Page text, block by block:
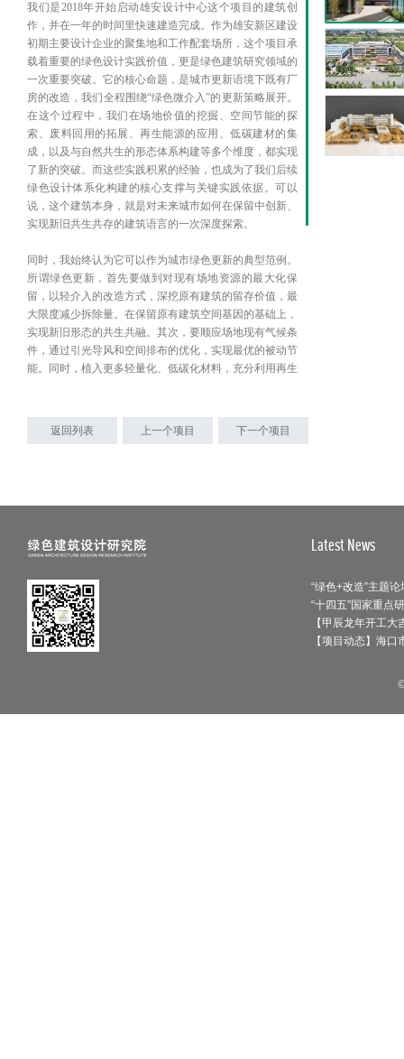
我们是2018年开始启动雄安设计中心这个项目的建筑创
作，并在一年的时间里快速建造完成。作为雄安新区建设
初期主要设计企业的聚集地和工作配套场所，这个项目承
载着重要的绿色设计实践价值，更是绿色建筑研究领域的
一次重要突破。它的核心命题，是城市更新语境下既有厂
房的改造，我们全程围绕“绿色微介入”的更新策略展开。
在这个过程中，我们在场地价值的挖掘、空间节能的探
索、废料回用的拓展、再生能源的应用、低碳建材的集
成，以及与自然共生的形态体系构建等多个维度，都实现
了新的突破。而这些实践积累的经验，也成为了我们后续
绿色设计体系化构建的核心支撑与关键实践依据。可以
说，这个建筑本身，就是对未来城市如何在保留中创新、
实现新旧共生共存的建筑语言的一次深度探索。
同时，我始终认为它可以作为城市绿色更新的典型范例。
所谓绿色更新，首先要做到对现有场地资源的最大化保
留，以轻介入的改造方式，深挖原有建筑的留存价值，最
大限度减少拆除量。在保留原有建筑空间基因的基础上，
实现新旧形态的共生共融。其次，要顺应场地现有气候条
件，通过引光导风和空间排布的优化，实现最优的被动节
能。同时，植入更多轻量化、低碳化材料，充分利用再生
为人所用、充满活力的生态活力空间。另外，这个项目的
的那份初心，也延续了场地本身的场所记忆，去实现建筑
的绿色社区。而且随着时间的推移，场地内的植被会不断
丰茂，整个社区会逐渐展现出满目绿意、光影斑驳的景
象，传递出顽强的生命力。
返回列表 上一个项目 下一个项目
Latest News
【甲辰龙年开工
【项目动态】海